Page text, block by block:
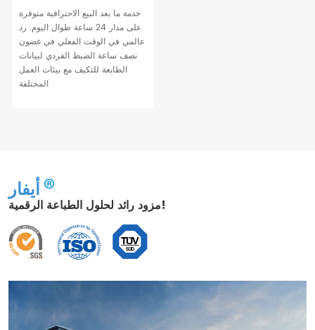
خدمة ما بعد البيع الاحترافية متوفرة
على مدار 24 ساعة طوال اليوم. رد
عالمي في الوقت الفعلي في غضون
نصف ساعة الضبط الفردي لبيانات
الطابعة للتكيف مع بيئات العمل
المختلفة
أيفار
مزود رائد لحلول الطباعة الرقمية!